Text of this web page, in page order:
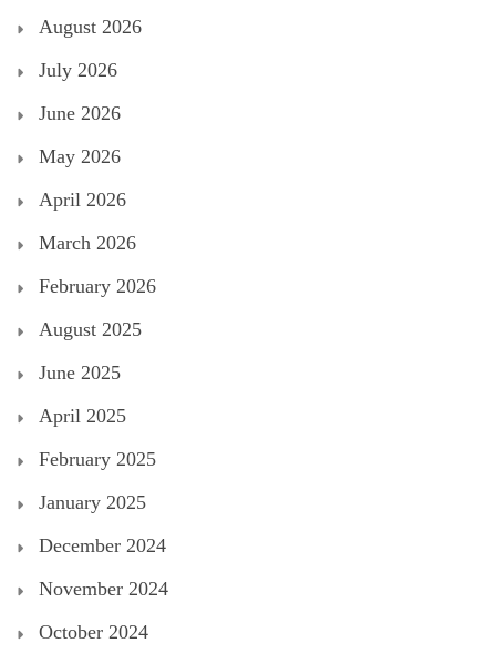
August 2026
July 2026
June 2026
May 2026
April 2026
March 2026
February 2026
August 2025
June 2025
April 2025
February 2025
January 2025
December 2024
November 2024
October 2024